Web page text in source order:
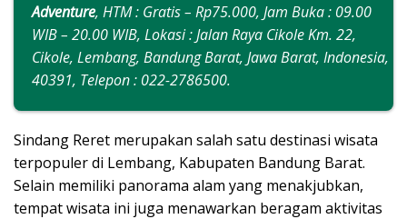
Adventure, HTM : Gratis – Rp75.000, Jam Buka : 09.00
WIB – 20.00 WIB, Lokasi : Jalan Raya Cikole Km. 22,
Cikole, Lembang, Bandung Barat, Jawa Barat, Indonesia,
40391, Telepon : 022-2786500.
Sindang Reret merupakan salah satu destinasi wisata
terpopuler di Lembang, Kabupaten Bandung Barat.
Selain memiliki panorama alam yang menakjubkan,
tempat wisata ini juga menawarkan beragam aktivitas